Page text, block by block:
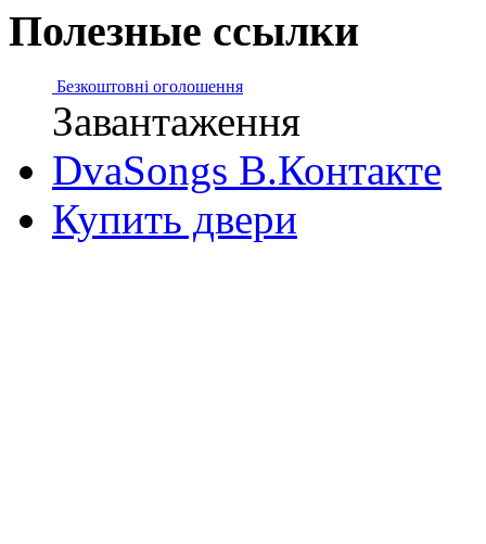
Полезные ссылки
Безкоштовні оголошення
Завантаження
DvaSongs В.Контакте
Купить двери